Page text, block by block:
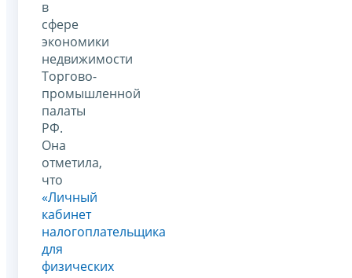
в
сфере
экономики
недвижимости
Торгово-
промышленной
палаты
РФ.
Она
отметила,
что
«Личный
кабинет
налогоплательщика
для
физических